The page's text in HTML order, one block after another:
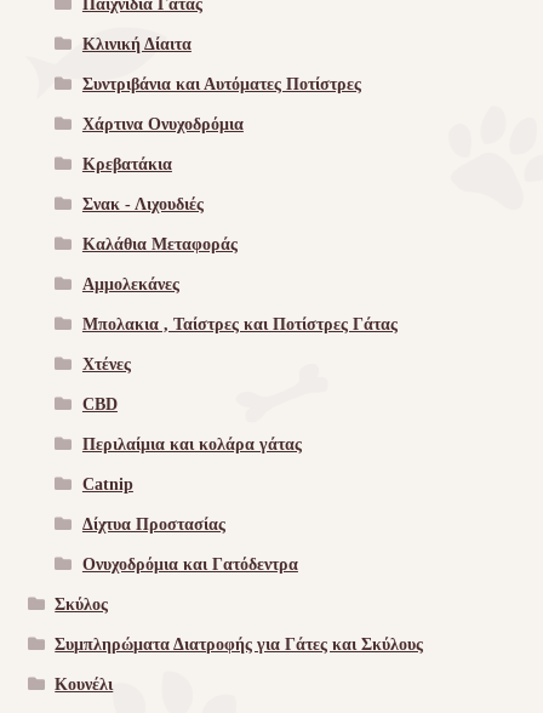
Παιχνίδια Γατας
Κλινική Δίαιτα
Συντριβάνια και Αυτόματες Ποτίστρες
Χάρτινα Ονυχοδρόμια
Κρεβατάκια
Σνακ - Λιχουδιές
Καλάθια Μεταφοράς
Αμμολεκάνες
Μπολακια , Ταίστρες και Ποτίστρες Γάτας
Χτένες
CBD
Περιλαίμια και κολάρα γάτας
Catnip
Δίχτυα Προστασίας
Ονυχοδρόμια και Γατόδεντρα
Σκύλος
Συμπληρώματα Διατροφής για Γάτες και Σκύλους
Κουνέλι